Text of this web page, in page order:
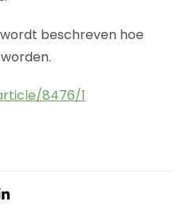
beschreven hoe
8476/1